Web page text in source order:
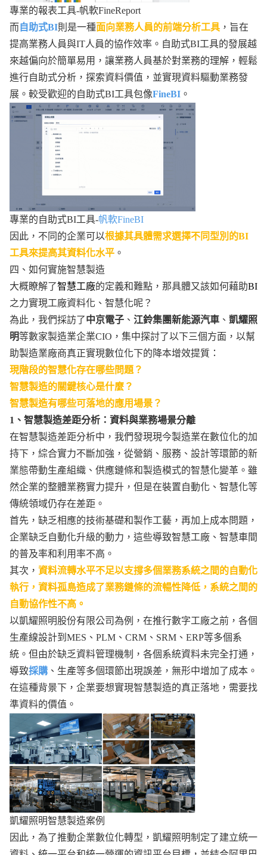
專業的報表工具-帆軟FineReport
而 自助式BI則是一種面向業務人員的前端分析工具 ，旨在
提高業務人員與IT人員的協作效率。自助式BI工具的發展越
來越偏向於簡單易用，讓業務人員基於對業務的理解，輕鬆
進行自助式分析，探索資料價值，並實現資料驅動業務發
展。較受歡迎的自助式BI工具包像FineBI 。
專業的自助式BI工具-帆軟FineBI
因此，不同的企業可以根據其具體需求選擇不同型別的BI
工具來提高其資料化水平 。
四、如何實施智慧製造
大概瞭解了智慧工廠的定義和難點，那具體又該如何藉助BI
之力實現工廠資料化、智慧化呢？
為此，我們採訪了中京電子 、 江鈴集團新能源汽車 、 凱耀照
明等數家製造業企業CIO，集中探討了以下三個方面，以幫
助製造業廠商真正實現數位化下的降本增效提質：
現階段的智慧化存在哪些問題？
智慧製造的關鍵核心是什麼？
智慧製造有哪些可落地的應用場景？
1、智慧製造差距分析：資料與業務場景分離
在智慧製造差距分析中，我們發現現今製造業在數位化的加
持下，綜合實力不斷加強，從營銷、服務、設計等環節的新
業態帶動生產組織、供應鏈條和製造模式的智慧化變革。雖
然企業的整體業務實力提升，但是在裝置自動化、智慧化等
傳統領域仍存在差距。
首先，缺乏相應的技術基礎和製作工藝，再加上成本問題，
企業缺乏自動化升級的動力，這些導致智慧工廠、智慧車間
的普及率和利用率不高。
其次， 資料流轉水平不足以支撐多個業務系統之間的自動化
執行，資料孤島造成了業務鏈條的流暢性降低，系統之間的
自動協作性不高。
以凱耀照明股份有限公司為例，在推行數字工廠之前，各個
生產線設計到MES、PLM、CRM、SRM、ERP等多個系
統。但由於缺乏資料管理機制，各個系統資料未完全打通，
導致採購 、生產等多個環節出現誤差，無形中增加了成本。
在這種背景下，企業要想實現智慧製造的真正落地，需要找
準資料的價值。
凱耀照明智慧製造案例
因此，為了推動企業數位化轉型，凱耀照明制定了建立統一